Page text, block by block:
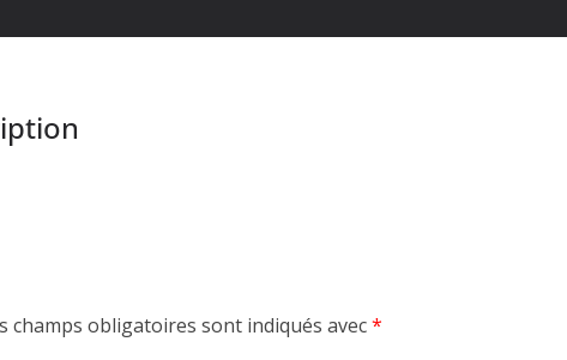
champs obligatoires sont indiqués avec*